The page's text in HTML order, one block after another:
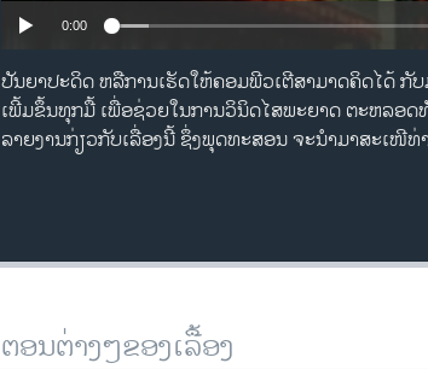
0:00
ປັນຍາ​ປະດິດ ຫລື​ການ​ເຮັດ​ໃຫ້​ຄອມ​ພີ​ວ​ເຕີ​ສາມາດ​ຄິດໄດ້
ເພີ້ມ​ຂຶ້ນທຸກ​ມື້ ​ເພື່ອ​ຊ່ວຍ​ໃນ​ການວິ​ນິດໄສພະຍາດ ​ຕະຫລອ
ລາຍ​ງານ​ກ່ຽວກັບ​ເລື່ອງນີ້ ຊຶ່ງ​ພຸດທະສອນ ຈະ​ນໍາ​ມາສະ​ເໜີ
ຕອນຕ່າງໆຂອງເລື້ອງ